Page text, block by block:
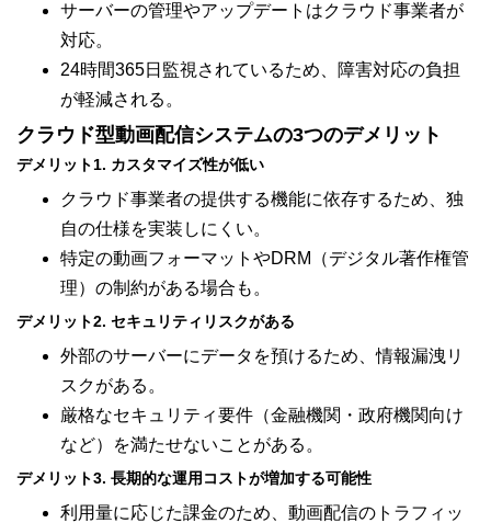
サーバーの管理やアップデートはクラウド事業者が
対応。
24時間365日監視されているため、障害対応の負担
が軽減される。
クラウド型動画配信システムの3つのデメリット
デメリット1. カスタマイズ性が低い
クラウド事業者の提供する機能に依存するため、独
自の仕様を実装しにくい。
特定の動画フォーマットやDRM（デジタル著作権管
理）の制約がある場合も。
デメリット2. セキュリティリスクがある
外部のサーバーにデータを預けるため、情報漏洩リ
スクがある。
厳格なセキュリティ要件（金融機関・政府機関向け
など）を満たせないことがある。
デメリット3. 長期的な運用コストが増加する可能性
利用量に応じた課金のため、動画配信のトラフィッ